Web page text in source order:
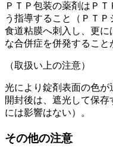
ＰＴＰ包装の薬剤はＰ
う指導すること（ＰＴ
食道粘膜へ刺入し、更
な合併症を併発すること
（取扱い上の注意）
光により錠剤表面の色
開封後は、遮光して保
には影響はない）。
その他の注意